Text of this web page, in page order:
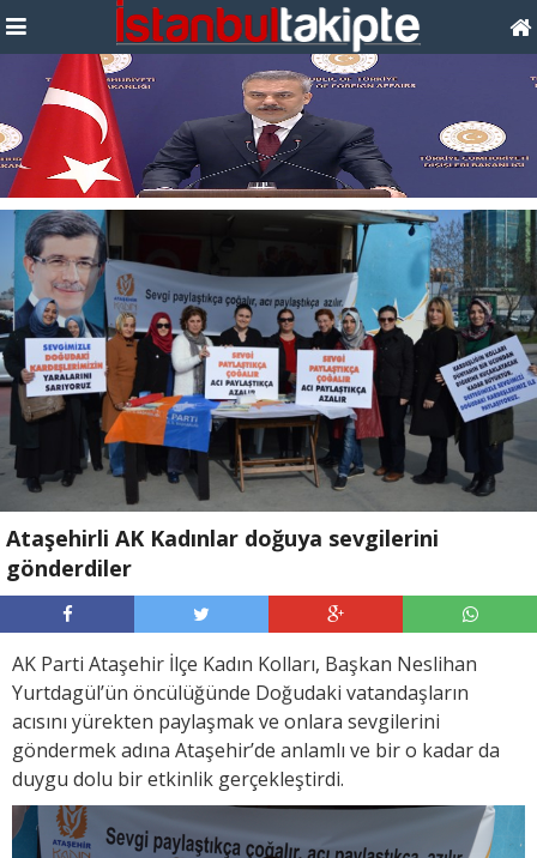
Ataşehirli AK Kadınlar doğuya sevgilerini
gönderdiler
AK Parti Ataşehir İlçe Kadın Kolları, Başkan Neslihan
Yurtdagül’ün öncülüğünde Doğudaki vatandaşların
acısını yürekten paylaşmak ve onlara sevgilerini
göndermek adına Ataşehir’de anlamlı ve bir o kadar da
duygu dolu bir etkinlik gerçekleştirdi.